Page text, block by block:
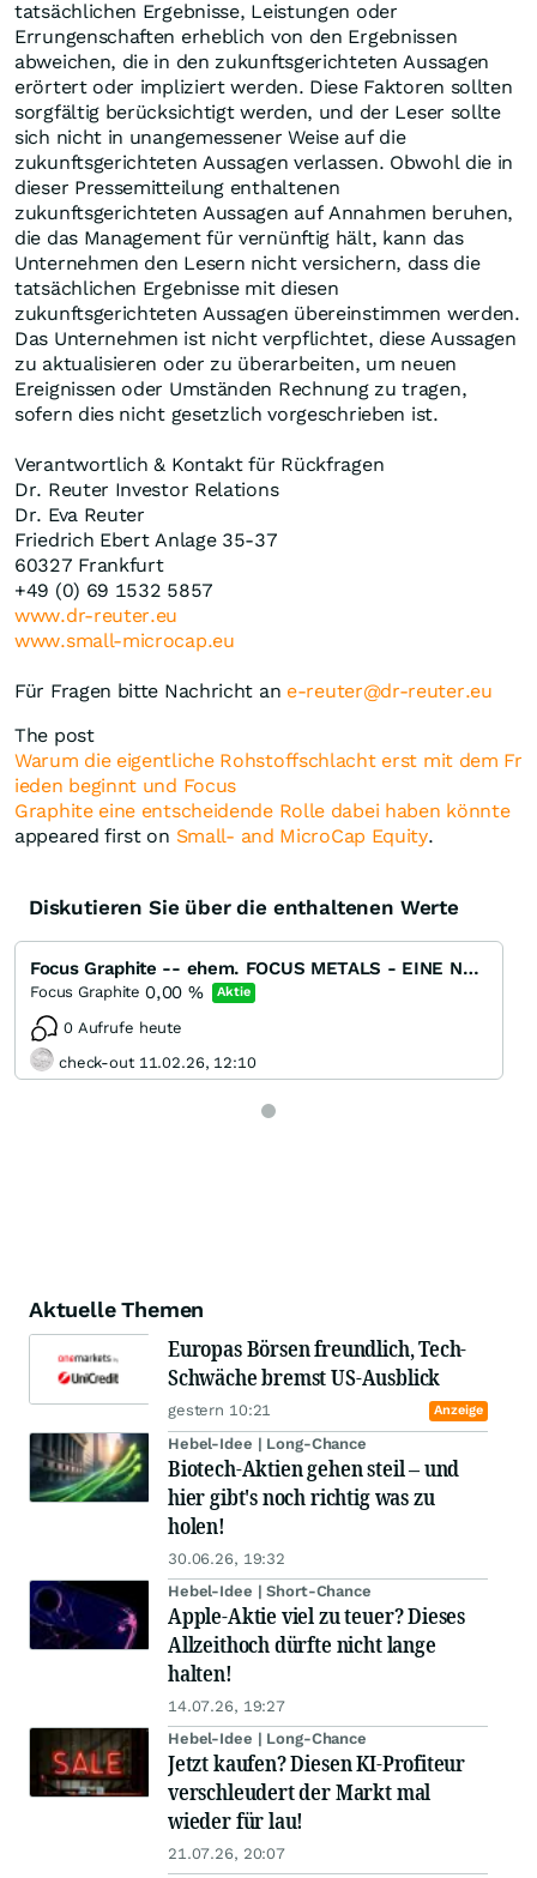
tatsächlichen Ergebnisse, Leistungen oder
Errungenschaften erheblich von den Ergebnissen
abweichen, die in den zukunftsgerichteten Aussagen
erörtert oder impliziert werden. Diese Faktoren sollten
sorgfältig berücksichtigt werden, und der Leser sollte
sich nicht in unangemessener Weise auf die
zukunftsgerichteten Aussagen verlassen. Obwohl die in
dieser Pressemitteilung enthaltenen
zukunftsgerichteten Aussagen auf Annahmen beruhen,
die das Management für vernünftig hält, kann das
Unternehmen den Lesern nicht versichern, dass die
tatsächlichen Ergebnisse mit diesen
zukunftsgerichteten Aussagen übereinstimmen werden.
Das Unternehmen ist nicht verpflichtet, diese Aussagen
zu aktualisieren oder zu überarbeiten, um neuen
Ereignissen oder Umständen Rechnung zu tragen,
sofern dies nicht gesetzlich vorgeschrieben ist.
Verantwortlich & Kontakt für Rückfragen
Dr. Reuter Investor Relations
Dr. Eva Reuter
Friedrich Ebert Anlage 35-37
60327 Frankfurt
+49 (0) 69 1532 5857
www.dr-reuter.eu
www.small-microcap.eu
Für Fragen bitte Nachricht an e-reuter@dr-reuter.eu
The post
Warum die eigentliche Rohstoffschlacht erst mit dem Fr
ieden beginnt und Focus
Graphite eine entscheidende Rolle dabei haben könnte
appeared first on Small- and MicroCap Equity.
Diskutieren Sie über die enthaltenen Werte
Focus Graphite -- ehem. FOCUS METALS - EINE NEUE GRAPHIT / REE - PERLE !!!!
Focus Graphite 0,00 % Aktie
0 Aufrufe heute
check-out 11.02.26, 12:10
Aktuelle Themen
Europas Börsen freundlich, Tech-
Schwäche bremst US-Ausblick
gestern 10:21 Anzeige
Hebel-Idee | Long-Chance
Biotech-Aktien gehen steil – und
hier gibt's noch richtig was zu
holen!
30.06.26, 19:32
Hebel-Idee | Short-Chance
Apple-Aktie viel zu teuer? Dieses
Allzeithoch dürfte nicht lange
halten!
14.07.26, 19:27
Hebel-Idee | Long-Chance
Jetzt kaufen? Diesen KI-Profiteur
verschleudert der Markt mal
wieder für lau!
21.07.26, 20:07